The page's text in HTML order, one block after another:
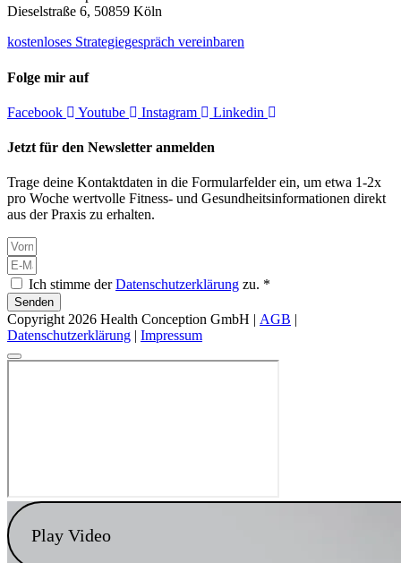
Dieselstraße 6, 50859 Köln
kostenloses Strategiegespräch vereinbaren
Folge mir auf
Facebook Youtube Instagram Linkedin
Jetzt für den Newsletter anmelden
Trage deine Kontaktdaten in die Formularfelder ein, um etwa 1-2x
pro Woche wertvolle Fitness- und Gesundheitsinformationen direkt
aus der Praxis zu erhalten.
Ich stimme derDatenschutzerklärung zu. *
Senden
Copyright 2026 Health Conception GmbH | AGB
Datenschutzerklärung
Impressum
Play Video